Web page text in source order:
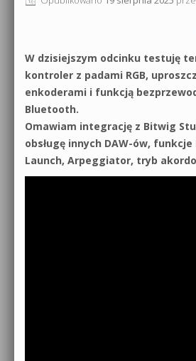
Sylenth1 od podstaw
Sound Forge od podstaw
Dubstep z syntezatorem Massive
Kontakt 5 Kompendium
Newsletter
Materiały dla mediów
Archiwum aktualności
Polityka prywatności
Regulamin
W dzisiejszym odcinku testuję
kontroler z padami RGB,
enkoderami i funkcją
Bluetooth.
Omawiam integrację z Bitwig
obsługę innych DAW-ów,
Launch, Arpeggiator, tryb